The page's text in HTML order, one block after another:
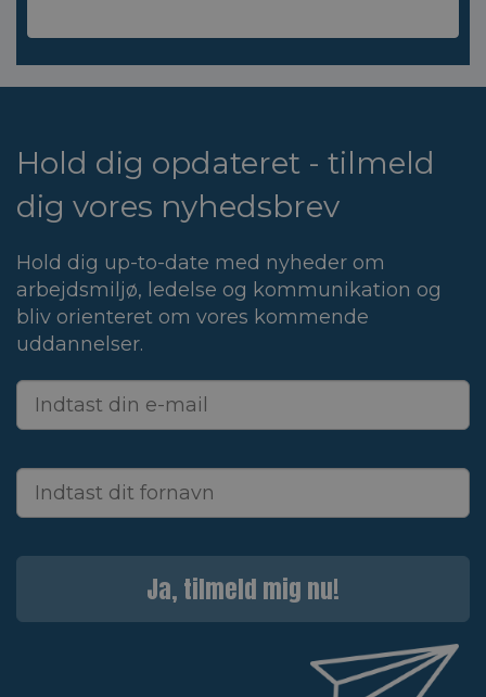
Hold dig opdateret - tilmeld
dig vores nyhedsbrev
Hold dig up-to-date med nyheder om
arbejdsmiljø, ledelse og kommunikation og
bliv orienteret om vores kommende
uddannelser.
Ja, tilmeld mig nu!